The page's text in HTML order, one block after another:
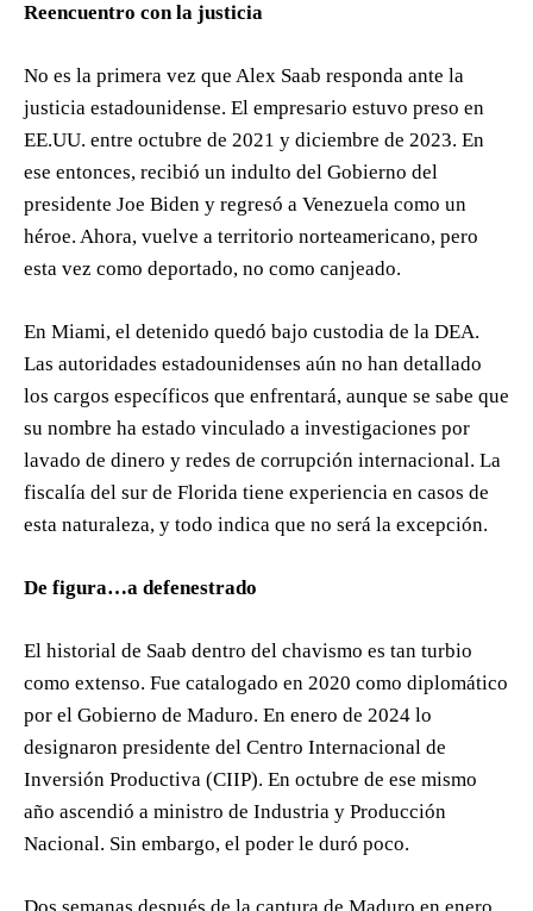
Reencuentro con la justicia
No es la primera vez que Alex Saab responda ante la
justicia estadounidense. El empresario estuvo preso en
EE.UU. entre octubre de 2021 y diciembre de 2023. En
ese entonces, recibió un indulto del Gobierno del
presidente Joe Biden y regresó a Venezuela como un
héroe. Ahora, vuelve a territorio norteamericano, pero
esta vez como deportado, no como canjeado.
En Miami, el detenido quedó bajo custodia de la DEA.
Las autoridades estadounidenses aún no han detallado
los cargos específicos que enfrentará, aunque se sabe que
su nombre ha estado vinculado a investigaciones por
lavado de dinero y redes de corrupción internacional. La
fiscalía del sur de Florida tiene experiencia en casos de
esta naturaleza, y todo indica que no será la excepción.
De figura…a defenestrado
El historial de Saab dentro del chavismo es tan turbio
como extenso. Fue catalogado en 2020 como diplomático
por el Gobierno de Maduro. En enero de 2024 lo
designaron presidente del Centro Internacional de
Inversión Productiva (CIIP). En octubre de ese mismo
año ascendió a ministro de Industria y Producción
Nacional. Sin embargo, el poder le duró poco.